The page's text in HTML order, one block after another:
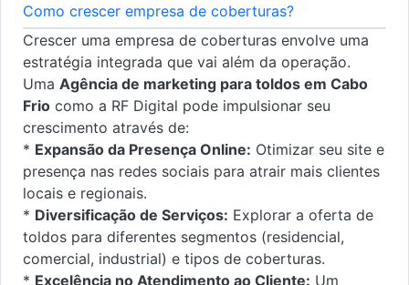
Como crescer empresa de coberturas?
Crescer uma empresa de coberturas envolve uma
estratégia integrada que vai além da operação.
Uma Agência de marketing para toldos em Cabo
Frio como a RF Digital pode impulsionar seu
crescimento através de:
* Expansão da Presença Online: Otimizar seu site e
presença nas redes sociais para atrair mais clientes
locais e regionais.
* Diversificação de Serviços: Explorar a oferta de
toldos para diferentes segmentos (residencial,
comercial, industrial) e tipos de coberturas.
* Excelência no Atendimento ao Cliente: Um